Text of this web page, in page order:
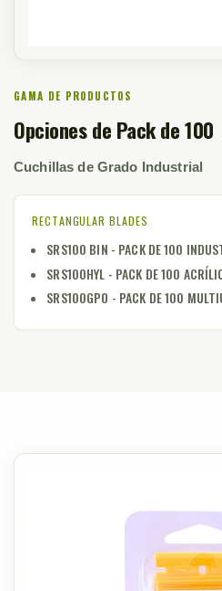
GAMA DE PRODUCTOS
Opciones de Pack de 100
Cuchillas de Grado Industrial
RECTANGULAR BLADES
SRS100 BIN - PACK DE 100
SRS100HYL - PACK DE 100
SRS100GPO - PACK DE 100